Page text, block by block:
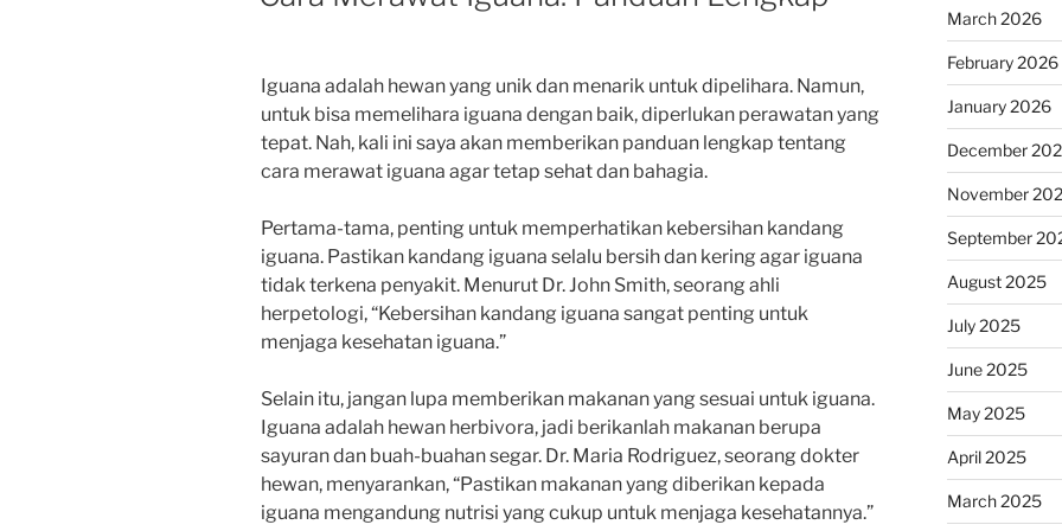
Iguana adalah hewan yang unik dan menarik untuk dipelihara. Namun,
untuk bisa memelihara iguana dengan baik, diperlukan perawatan yang
tepat. Nah, kali ini saya akan memberikan panduan lengkap tentang
cara merawat iguana agar tetap sehat dan bahagia.
Pertama-tama, penting untuk memperhatikan kebersihan kandang
iguana. Pastikan kandang iguana selalu bersih dan kering agar iguana
tidak terkena penyakit. Menurut Dr. John Smith, seorang ahli
herpetologi, “Kebersihan kandang iguana sangat penting untuk
menjaga kesehatan iguana.”
Selain itu, jangan lupa memberikan makanan yang sesuai untuk iguana.
Iguana adalah hewan herbivora, jadi berikanlah makanan berupa
sayuran dan buah-buahan segar. Dr. Maria Rodriguez, seorang dokter
hewan, menyarankan, “Pastikan makanan yang diberikan kepada
iguana mengandung nutrisi yang cukup untuk menjaga kesehatannya.”
March 2026
February 2026
January 2026
December
November
September
August 2025
July 2025
June 2025
May 2025
April 2025
March 2025